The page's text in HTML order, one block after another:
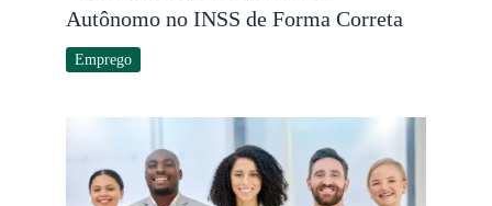
Autônomo no INSS de Forma Correta
Emprego